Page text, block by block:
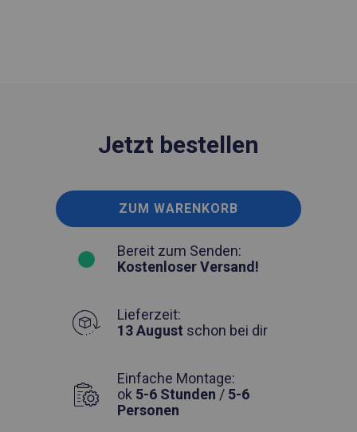
Jetzt bestellen
ZUM WARENKORB
Bereit zum Senden:
Kostenloser Versand!
Lieferzeit:
13 August schon bei dir
Einfache Montage:
ok 5-6 Stunden / 5-6
Personen